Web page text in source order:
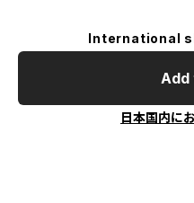
International
日本国内に